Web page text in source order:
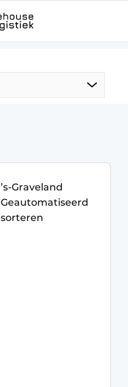
EN
’s-Graveland
Geautomatiseerd
sorteren